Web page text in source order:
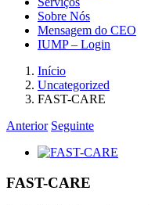
Sobre Nós
Mensagem do CEO
IUMP – Login
Início
Uncategorized
FAST-CARE
Anterior Seguinte
View
Image
FAST-CARE